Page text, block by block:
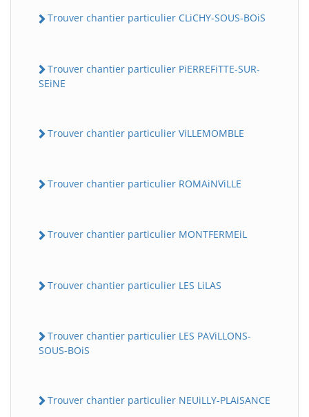
Trouver chantier particulier CLiCHY-SOUS-BOiS
Trouver chantier particulier PiERREFiTTE-SUR-
SEiNE
Trouver chantier particulier ViLLEMOMBLE
Trouver chantier particulier ROMAiNViLLE
Trouver chantier particulier MONTFERMEiL
Trouver chantier particulier LES LiLAS
Trouver chantier particulier LES PAViLLONS-
SOUS-BOiS
Trouver chantier particulier NEUiLLY-PLAiSANCE